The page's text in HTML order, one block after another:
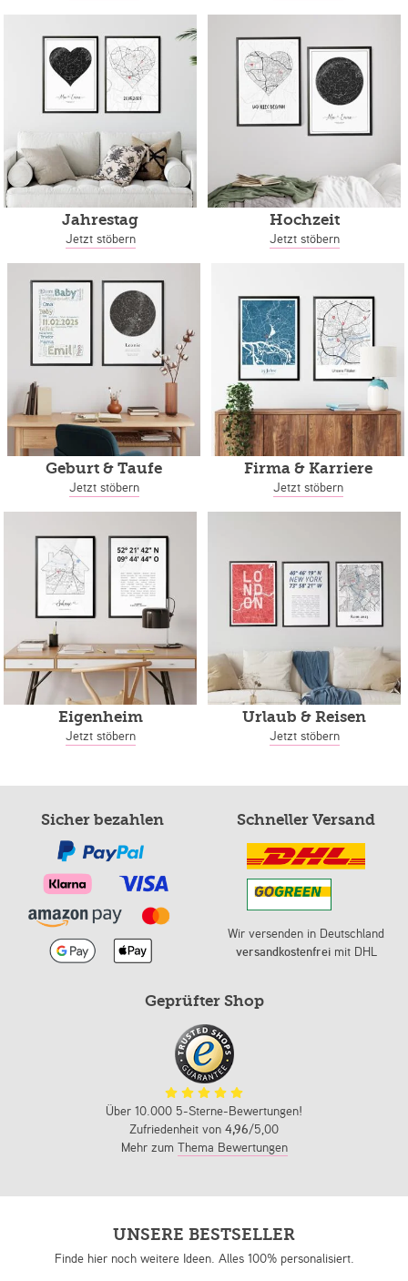
Jahrestag
Jetzt stöbern
Hochzeit
Jetzt stöbern
Geburt & Taufe
Jetzt stöbern
Firma & Karriere
Jetzt stöbern
Eigenheim
Jetzt stöbern
Urlaub & Reisen
Jetzt stöbern
Sicher bezahlen Schneller Versand
Wir versenden in Deutschland
versandkostenfreimit DHL
Geprüfter Shop
Über 10.000 5-Sterne-Bewertungen!
Zufriedenheit von 4,96/5,00
Mehr zum Thema Bewertungen
UNSERE BESTSELLER
Finde hier noch weitere Ideen. Alles 100% personalisiert.